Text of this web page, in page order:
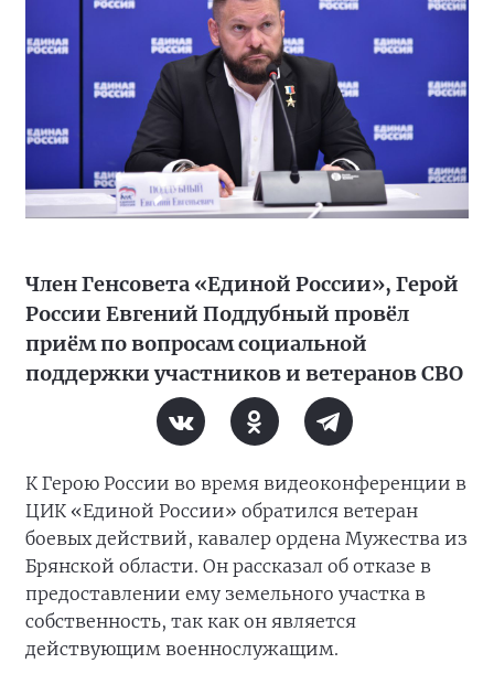
Член Генсовета «Единой России», Герой
России Евгений Поддубный провёл
приём по вопросам социальной
поддержки участников и ветеранов СВО
К Герою России во время видеоконференции в
ЦИК «Единой России» обратился ветеран
боевых действий, кавалер ордена Мужества из
Брянской области. Он рассказал об отказе в
предоставлении ему земельного участка в
собственность, так как он является
действующим военнослужащим.